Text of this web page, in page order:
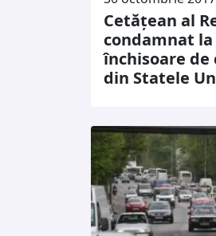
Cetățean al
condamnat la
închisoare
din Statele